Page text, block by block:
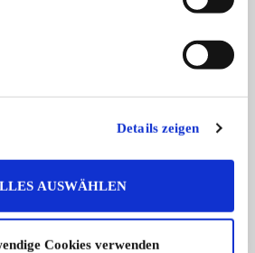
Details zeigen
AUSWÄHLEN
Cookies verwenden
Verkaufen dieses